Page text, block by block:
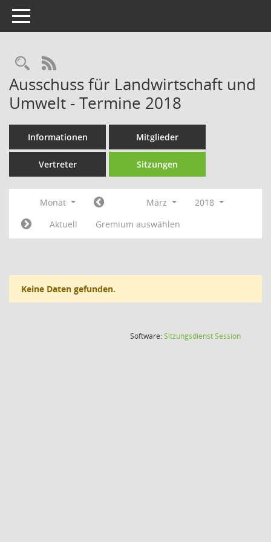
Toggle navigation
Rechercheauswahl
RSS-Feed
Ausschuss für Landwirtschaft und
Umwelt - Termine 2018
Informationen Mitglieder
Vertreter Sitzungen
Monat März
2018
Aktuell
Gremium auswählen
Keine Daten gefunden.
Software:SitzungsdienstSession(Wird in